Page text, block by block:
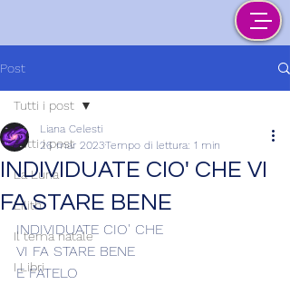
Post
Tutti i post
La Luna
Lilith
Il tema natale
I Libri
Tutti i post
INDIVIDUATE CIO' CHE VI
FA STARE BENE
Liana Celesti
26 mar 2023Tempo di lettura: 1 min
INDIVIDUATE CIO' CHE
VI FA STARE BENE
E FATELO